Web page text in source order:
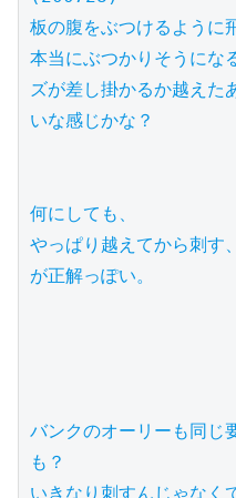
板の腹をぶつけるように
本当にぶつかりそうにな
ズが差し掛かるか越えた
いな感じかな？
何にしても、
やっぱり越えてから刺す
が正解っぽい。
バンクのオーリーも同じ
も？
いきなり刺すんじゃなく